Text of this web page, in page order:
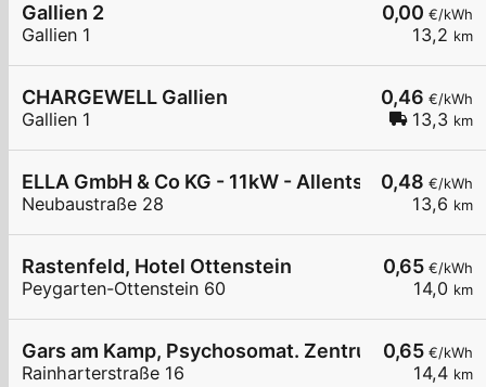
0,00 €/kWh
13,2 km
Gallien 2
Gallien 1
0,46 €/kWh
13,3 km
CHARGEWELL Gallien
Gallien 1
0,48 €/kWh
13,6 km
ELLA GmbH & Co KG - 11kW - Allentsteig -
Neubaustraße 28
0,65 €/kWh
14,0 km
Rastenfeld, Hotel Ottenstein
Peygarten-Ottenstein 60
0,65 €/kWh
14,4 km
Gars am Kamp, Psychosomat. Zentrum
Rainharterstraße 16